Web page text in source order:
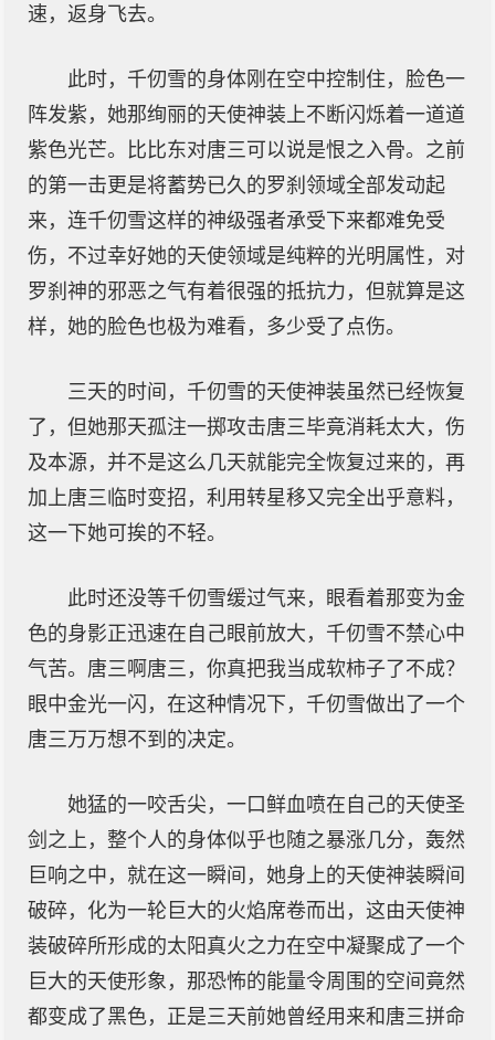
速，返身飞去。
此时，千仞雪的身体刚在空中控制住，脸色一
阵发紫，她那绚丽的天使神装上不断闪烁着一道道
紫色光芒。比比东对唐三可以说是恨之入骨。之前
的第一击更是将蓄势已久的罗刹领域全部发动起
来，连千仞雪这样的神级强者承受下来都难免受
伤，不过幸好她的天使领域是纯粹的光明属性，对
罗刹神的邪恶之气有着很强的抵抗力，但就算是这
样，她的脸色也极为难看，多少受了点伤。
三天的时间，千仞雪的天使神装虽然已经恢复
了，但她那天孤注一掷攻击唐三毕竟消耗太大，伤
及本源，并不是这么几天就能完全恢复过来的，再
加上唐三临时变招，利用转星移又完全出乎意料，
这一下她可挨的不轻。
此时还没等千仞雪缓过气来，眼看着那变为金
色的身影正迅速在自己眼前放大，千仞雪不禁心中
气苦。唐三啊唐三，你真把我当成软柿子了不成？
眼中金光一闪，在这种情况下，千仞雪做出了一个
唐三万万想不到的决定。
她猛的一咬舌尖，一口鲜血喷在自己的天使圣
剑之上，整个人的身体似乎也随之暴涨几分，轰然
巨响之中，就在这一瞬间，她身上的天使神装瞬间
破碎，化为一轮巨大的火焰席卷而出，这由天使神
装破碎所形成的太阳真火之力在空中凝聚成了一个
巨大的天使形象，那恐怖的能量令周围的空间竟然
都变成了黑色，正是三天前她曾经用来和唐三拼命